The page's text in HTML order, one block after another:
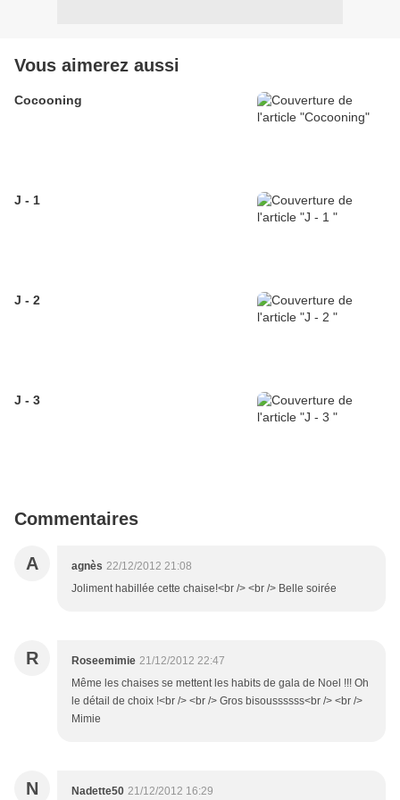
Vous aimerez aussi
Cocooning
J - 1
J - 2
J - 3
Commentaires
A agnès 22/12/2012 21:08
Joliment habillée cette chaise!<br /> <br /> Belle soirée
R Roseemimie 21/12/2012 22:47
Même les chaises se mettent les habits de gala de Noel !!! Oh
le détail de choix !<br /> <br /> Gros bisoussssss<br /> <br />
Mimie
N Nadette50 21/12/2012 16:29